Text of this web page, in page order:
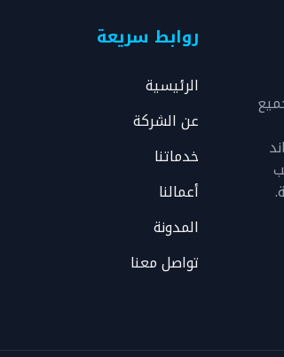
روابط سريعة
الرئيسية
عن الشركة
خدماتنا
أعمالنا
المدونة
تواصل معنا